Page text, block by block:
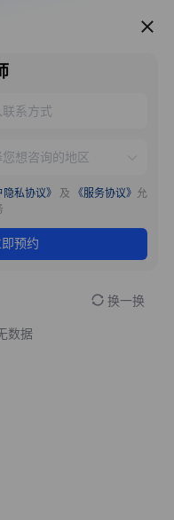
服务推荐
隐私协议》 及 《服务协议》 允
即预约
换一换
数据